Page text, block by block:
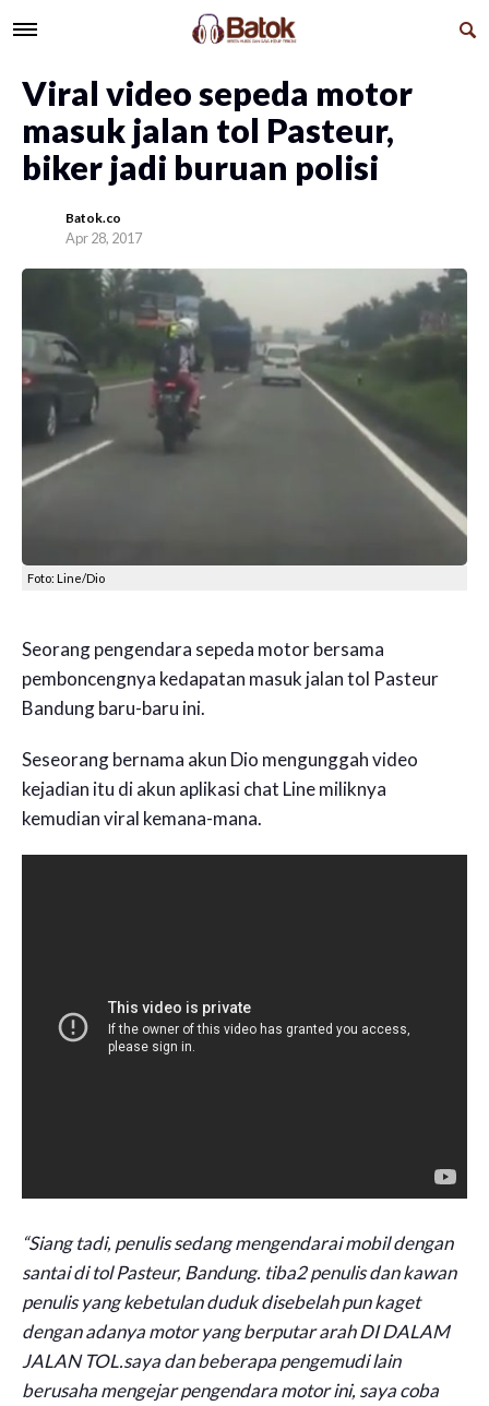
Viral video sepeda motor
masuk jalan tol Pasteur,
biker jadi buruan polisi
Batok.co
Apr 28, 2017
Foto: Line/Dio
Seorang pengendara sepeda motor bersama
pemboncengnya kedapatan masuk jalan tol Pasteur
Bandung baru-baru ini.
Seseorang bernama akun Dio mengunggah video
kejadian itu di akun aplikasi chat Line miliknya
kemudian viral kemana-mana.
“Siang tadi, penulis sedang mengendarai mobil dengan
santai di tol Pasteur, Bandung. tiba2 penulis dan kawan
penulis yang kebetulan duduk disebelah pun kaget
dengan adanya motor yang berputar arah DI DALAM
JALAN TOL.saya dan beberapa pengemudi lain
berusaha mengejar pengendara motor ini, saya coba